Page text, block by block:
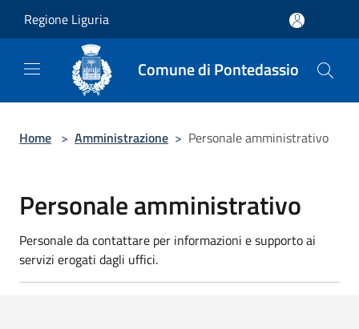
Regione Liguria
Comune di Pontedassio
Home > Amministrazione > Personale amministrativo
Personale amministrativo
Personale da contattare per informazioni e supporto ai
servizi erogati dagli uffici.